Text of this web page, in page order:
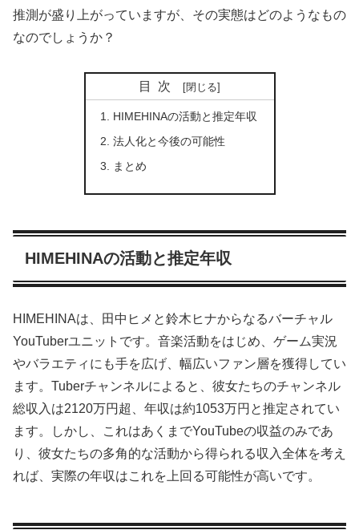
推測が盛り上がっていますが、その実態はどのようなもの
なのでしょうか？
目次
HIMEHINAの活動と推定年収
法人化と今後の可能性
まとめ
HIMEHINAの活動と推定年収
HIMEHINAは、田中ヒメと鈴木ヒナからなるバーチャル
YouTuberユニットです。音楽活動をはじめ、ゲーム実況
やバラエティにも手を広げ、幅広いファン層を獲得してい
ます。Tuberチャンネルによると、彼女たちのチャンネル
総収入は2120万円超、年収は約1053万円と推定されてい
ます。しかし、これはあくまでYouTubeの収益のみであ
り、彼女たちの多角的な活動から得られる収入全体を考え
れば、実際の年収はこれを上回る可能性が高いです。